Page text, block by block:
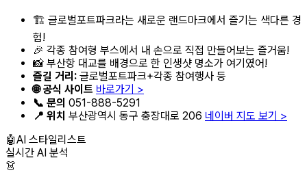
🏗️ 글로벌포트파크라는 새로운 랜드마크에서 즐기는 색다른 경
험!
🎉 각종 참여형 부스에서 내 손으로 직접 만들어보는 즐거움!
📸 부산항 대교를 배경으로 한 인생샷 명소가 여기였어!
즐길 거리: 글로벌포트파크+각종 참여행사 등
🌐 공식 사이트 바로가기 >
📞 문의 051-888-5291
📍 위치 부산광역시 동구 충장대로 206 네이버 지도 보기 >
🤖AI 스타일리스트
실시간 AI 분석
👗